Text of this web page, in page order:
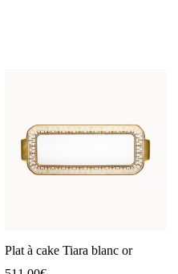
Plat à cake Tiara blanc or